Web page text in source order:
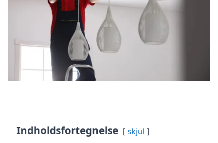
Indholdsfortegnelse skjul